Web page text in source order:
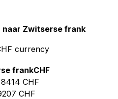
naar Zwitserse frank
currency
frankCHF
CHF
CHF